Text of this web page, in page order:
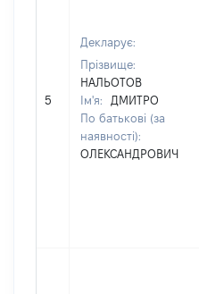
5
Декларує:
Прізвище:
НАЛЬОТОВ
Ім'я:
ДМИТРО
По батькові (за
наявності):
ОЛЕКСАНДРОВИЧ